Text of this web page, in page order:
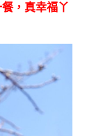
，真幸福丫